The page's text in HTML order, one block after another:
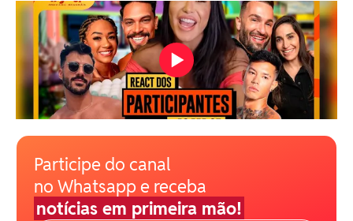
Participe do canal
no Whatsapp e receba
notícias em primeira mão!